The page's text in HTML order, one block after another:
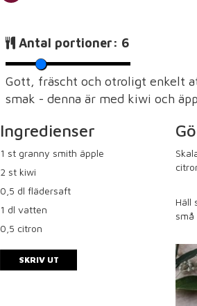
Antal portioner: 6
Gott, fräscht och otroligt enkelt
smak - denna är med kiwi och
Ingredienser
1 st granny smith äpple
2 st kiwi
0,5 dl flädersaft
1 dl vatten
0,5 citron
SKRIV UT
Häll
små